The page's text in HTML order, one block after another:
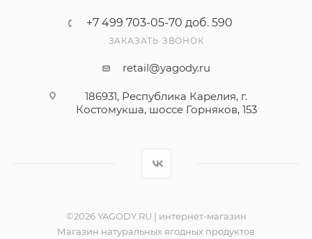
+7 499 703-05-70 доб. 590
ЗАКАЗАТЬ ЗВОНОК
retail@yagody.ru
186931, Республика Карелия, г.
Костомукша, шоссе Горняков, 153
©2026 YAGODY.RU | интернет-магазин
Магазин натуральных ягодных продуктов